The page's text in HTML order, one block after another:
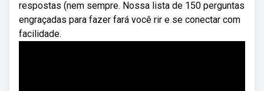
respostas (nem sempre. Nossa lista de 150 perguntas
engraçadas para fazer fará você rir e se conectar com
facilidade.